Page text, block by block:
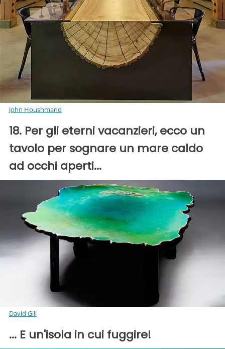
John Houshmand
18. Per gli eterni vacanzieri, ecco un
tavolo per sognare un mare caldo
ad occhi aperti...
David Gill
... E un'isola in cui fuggire!